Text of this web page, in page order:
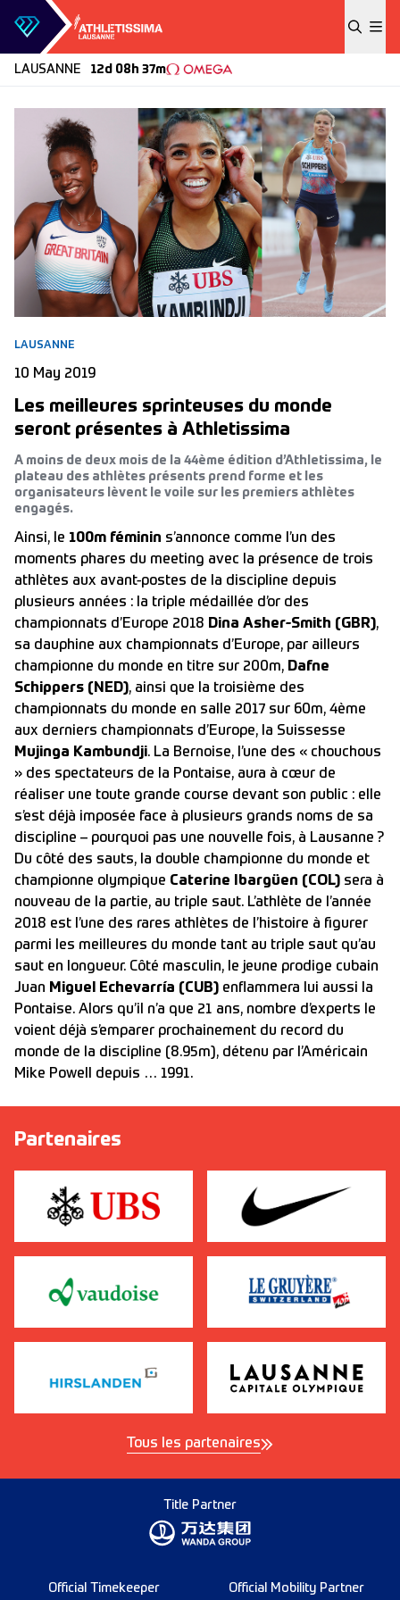
Skip to content
LAUSANNE 12d 08h 37m
LAUSANNE
10 May 2019
Les meilleures sprinteuses du monde
seront présentes à Athletissima
A moins de deux mois de la 44ème édition d’Athletissima, le
plateau des athlètes présents prend forme et les
organisateurs lèvent le voile sur les premiers athlètes
engagés.
Ainsi, le 100m féminin s’annonce comme l’un des
moments phares du meeting avec la présence de trois
athlètes aux avant-postes de la discipline depuis
plusieurs années : la triple médaillée d’or des
championnats d’Europe 2018 Dina Asher-Smith (GBR),
sa dauphine aux championnats d’Europe, par ailleurs
championne du monde en titre sur 200m, Dafne
Schippers (NED), ainsi que la troisième des
championnats du monde en salle 2017 sur 60m, 4ème
aux derniers championnats d’Europe, la Suissesse
Mujinga Kambundji. La Bernoise, l’une des « chouchous
» des spectateurs de la Pontaise, aura à cœur de
réaliser une toute grande course devant son public : elle
s’est déjà imposée face à plusieurs grands noms de sa
discipline – pourquoi pas une nouvelle fois, à Lausanne ?
Du côté des sauts, la double championne du monde et
championne olympique Caterine Ibargüen (COL) sera à
nouveau de la partie, au triple saut. L’athlète de l’année
2018 est l’une des rares athlètes de l’histoire à figurer
parmi les meilleures du monde tant au triple saut qu’au
saut en longueur. Côté masculin, le jeune prodige cubain
Juan Miguel Echevarría (CUB) enflammera lui aussi la
Pontaise. Alors qu’il n’a que 21 ans, nombre d’experts le
voient déjà s’emparer prochainement du record du
monde de la discipline (8.95m), détenu par l’Américain
Mike Powell depuis … 1991.
Partenaires
Tous les partenaires
Title Partner
Official Timekeeper Official Mobility Partner